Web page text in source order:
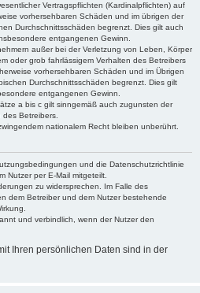
Vertragspflichten (Kardinalpflichten) auf
vorhersehbaren Schäden und im übrigen der
Durchschnittsschäden begrenzt. Dies gilt auch
entgangenen Gewinn.
außer bei der Verletzung von Leben, Körper
oder grob fahrlässigem Verhalten des Betreibers
vorhersehbaren Schäden und im Übrigen
Durchschnittsschäden begrenzt. Dies gilt
entgangenen Gewinn.
a bis c gilt sinngemäß auch zugunsten der
Betreibers.
nationalem Recht bleiben unberührt.
und die Datenschutzrichtlinie
Nutzer per E-Mail mitgeteilt.
zu widersprechen. Im Falle des
dem Betreiber und dem Nutzer bestehende
und verbindlich, wenn der Nutzer den
Ihren persönlichen Daten sind in der